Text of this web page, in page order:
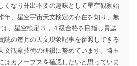
窓口
当社の個人情報保護マネジメントシ
談及び苦情については以下までご連
応させていただきます。
くなり外出不要の趣味として星空観察始
年、星空宇宙天文検定の存在を知り、無
、星空検定３，４級合格を目指し貴誌
誌の毎月の天文現象記事を参照しできる
文観察技術の研鑽に努めています。埼玉
はカノープスを確認したいと思っていま